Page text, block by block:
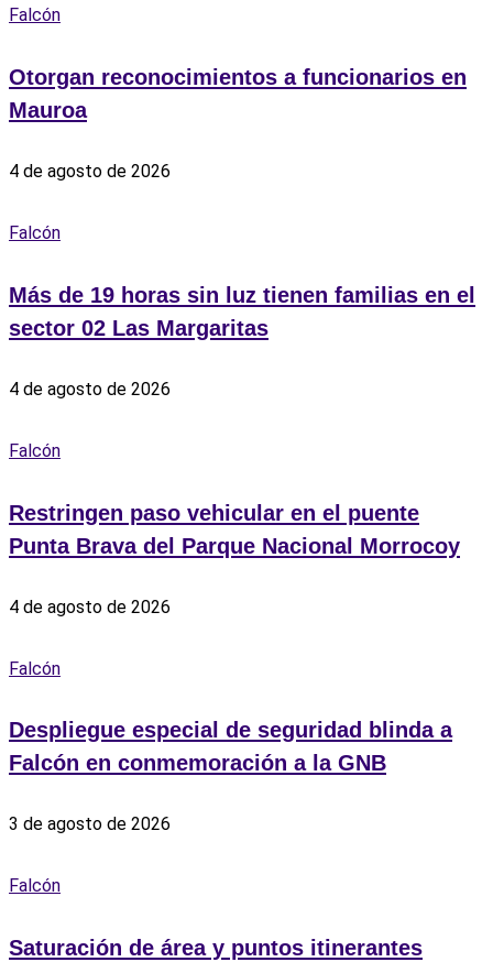
Falcón
Otorgan reconocimientos a funcionarios en
Mauroa
4 de agosto de 2026
Falcón
Más de 19 horas sin luz tienen familias en el
sector 02 Las Margaritas
4 de agosto de 2026
Falcón
Restringen paso vehicular en el puente
Punta Brava del Parque Nacional Morrocoy
4 de agosto de 2026
Falcón
Despliegue especial de seguridad blinda a
Falcón en conmemoración a la GNB
3 de agosto de 2026
Falcón
Saturación de área y puntos itinerantes